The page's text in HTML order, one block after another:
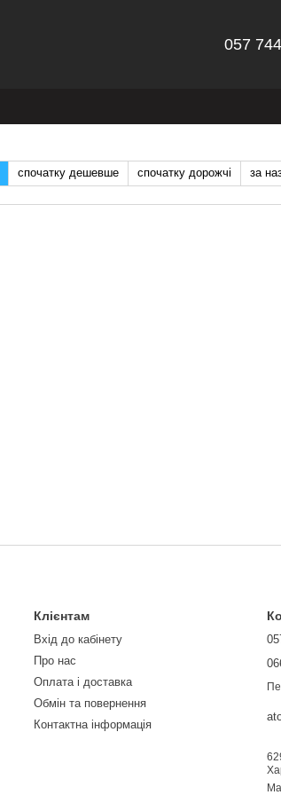
057
спочатку дешевше спочатку дорожчі за
Клієнтам
Вхід до кабінету
Про нас
Оплата і доставка
Обмін та повернення
Контактна інформація